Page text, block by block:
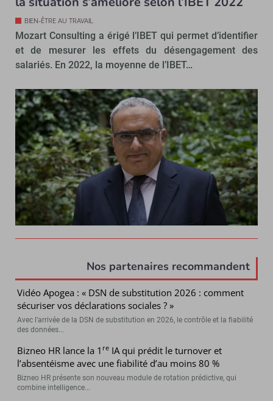
BIEN-ÊTRE AU TRAVAIL
Mozart Consulting a érigé l’IBET qui permet d’identifier
et de mesurer les effets du désengagement des
salariés. En 2022, la moyenne de l’IBET…
Nos partenaires recommandent
Vidéo Apogea : « DSN de substitution 2026 : comment
sécuriser vos déclarations sociales ? »
Avec l’arrivée de la DSN de substitution en 2026, le contrôle et la fiabilité
des données...
Bizneo HR lance la 1 re IA qui prédit le turnover et
l’absentéisme avec une fiabilité d’au moins 80 %
Bizneo HR présente son nouveau module de rotation prédictive, qui
combine intelligence...